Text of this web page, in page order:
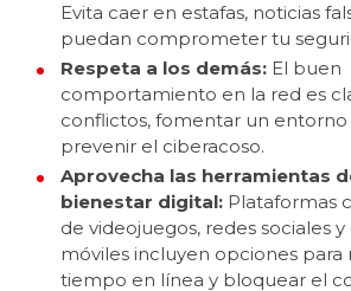
Evita caer en estafas, noticias
puedan comprometer tu
Respeta a los demás: El buen
comportamiento en la red es
conflictos, fomentar un entorno
prevenir el ciberacoso.
Aprovecha las herramientas
bienestar digital: Plataformas
de videojuegos, redes sociales y
móviles incluyen opciones
tiempo en línea y bloquear el